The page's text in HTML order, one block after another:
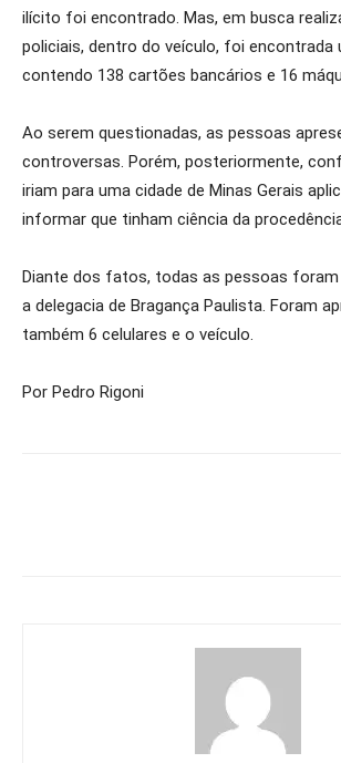
ilícito foi encontrado. Mas, em busca
policiais, dentro do veículo, foi encontrada
contendo 138 cartões bancários e 16
Ao serem questionadas, as pessoas
controversas. Porém, posteriormente,
iriam para uma cidade de Minas Gerais
informar que tinham ciência da
Diante dos fatos, todas as pessoas foram
a delegacia de Bragança Paulista. Foram
também 6 celulares e o veículo.
Por Pedro Rigoni